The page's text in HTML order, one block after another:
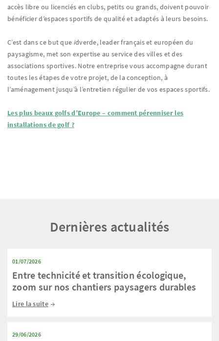
accès libre ou licenciés en clubs, petits ou grands, doivent pouvoir
bénéficier d’espaces sportifs de qualité et adaptés à leurs besoins.
C’est dans ce but que idverde, leader français et européen du
paysagisme, met son expertise au service des villes et des
associations sportives. Notre entreprise vous accompagne durant
toutes les étapes de votre projet, de la conception, à
l’aménagement jusqu’à l’entretien régulier de vos espaces sportifs.
Les plus beaux golfs d’Europe – comment pérenniser les
installations de golf ?
Dernières actualités
01/07/2026
Entre technicité et transition écologique,
zoom sur nos chantiers paysagers durables
Lire la suite
29/06/2026